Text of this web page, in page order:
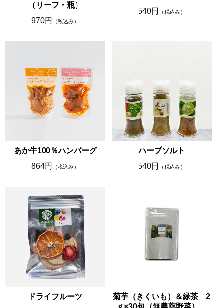
（リーフ・瓶）
970円
（税込み）
540円
（税込み）
あか牛100％ハンバーグ
864円
（税込み）
ハーブソルト
540円
（税込み）
ドライフルーツ
菊芋（きくいも）＆緑茶 2
ｇ×30包（無農薬野菜）